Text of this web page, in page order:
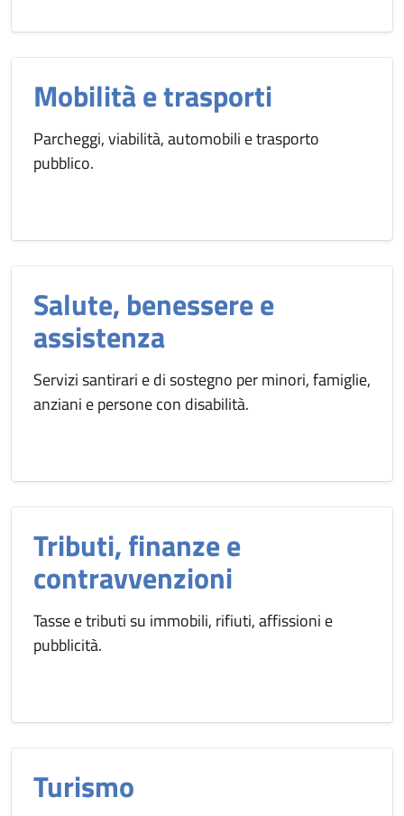
Mobilità e trasporti
Parcheggi, viabilità, automobili e trasporto
pubblico.
Salute, benessere e
assistenza
Servizi santirari e di sostegno per minori, famiglie,
anziani e persone con disabilità.
Tributi, finanze e
contravvenzioni
Tasse e tributi su immobili, rifiuti, affissioni e
pubblicità.
Turismo